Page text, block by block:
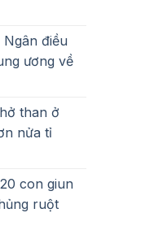
điều
ương về
than ở
nửa tỉ
con giun
ruột